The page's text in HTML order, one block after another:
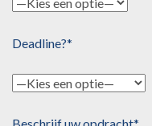
Deadline?*